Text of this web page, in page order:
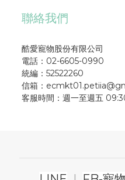
聯絡我們
酷愛寵物股份有限公司
電話：02-6605-0990
統編：52522260
信箱：
客服時間：週一至週五